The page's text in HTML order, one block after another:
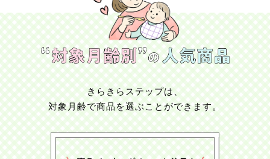
きらきらステップは、
対象月齢で商品を選ぶことができます。